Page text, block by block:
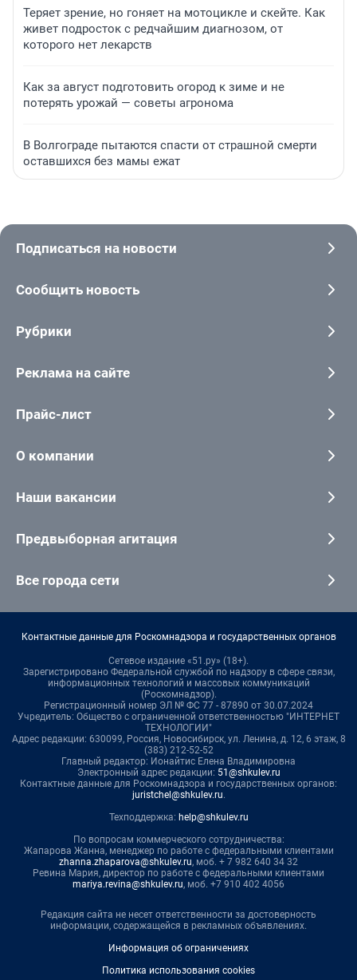
Теряет зрение, но гоняет на мотоцикле и скейте. Как
живет подросток с редчайшим диагнозом, от
которого нет лекарств
Как за август подготовить огород к зиме и не
потерять урожай — советы агронома
В Волгограде пытаются спасти от страшной смерти
оставшихся без мамы ежат
Подписаться на новости
Сообщить новость
Рубрики
Реклама на сайте
Прайс-лист
О компании
Наши вакансии
Предвыборная агитация
Все города сети
Контактные данные для Роскомнадзора и государственных органов
Сетевое издание «51.ру» (18+).
Зарегистрировано Федеральной службой по надзору в сфере связи,
информационных технологий и массовых коммуникаций
(Роскомнадзор).
Регистрационный номер ЭЛ № ФС 77 - 87890 от 30.07.2024
Учредитель: Общество с ограниченной ответственностью "ИНТЕРНЕТ
ТЕХНОЛОГИИ"
Адрес редакции: 630099, Россия, Новосибирск, ул. Ленина, д. 12, 6 этаж, 8
(383) 212-52-52
Главный редактор: Ионайтис Елена Владимировна
Электронный адрес редакции: 51@shkulev.ru
Контактные данные для Роскомнадзора и государственных органов:
juristchel@shkulev.ru.
Техподдержка: help@shkulev.ru
По вопросам коммерческого сотрудничества:
Жапарова Жанна, менеджер по работе с федеральными клиентами
zhanna.zhaparova@shkulev.ru, моб. + 7 982 640 34 32
Ревина Мария, директор по работе с федеральными клиентами
mariya.revina@shkulev.ru, моб. +7 910 402 4056
Редакция сайта не несет ответственности за достоверность
информации, содержащейся в рекламных объявлениях.
Информация об ограничениях
Политика использования cookies